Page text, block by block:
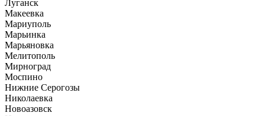
Луганск
Макеевка
Мариуполь
Марьинка
Марьяновка
Мелитополь
Мирноград
Моспино
Нижние Серогозы
Николаевка
Новоазовск